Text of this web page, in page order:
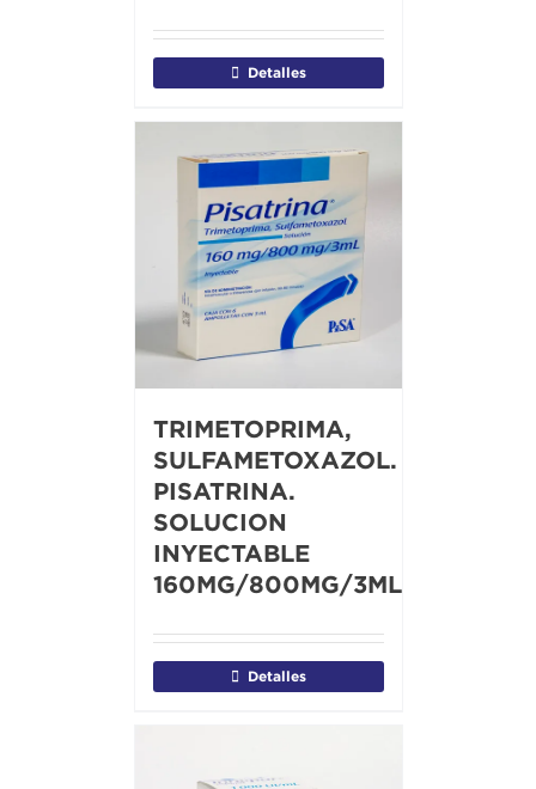
Detalles
TRIMETOPRIMA,
SULFAMETOXAZOL.
PISATRINA.
SOLUCION
INYECTABLE
160MG/800MG/3ML
Detalles